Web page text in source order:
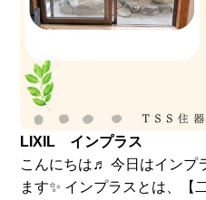
LIXIL インプラス
こんにちは♬ 今日はインプ
ます✨ インプラスとは、【